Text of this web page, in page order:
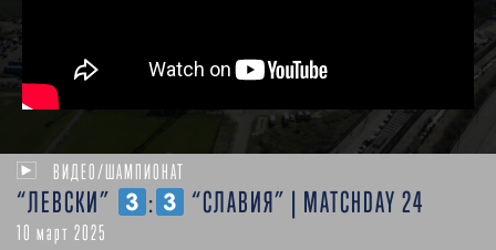
ВИДЕО/ШАМПИОНАТ
“ЛЕВСКИ” : “СЛАВИЯ” | MATCHDAY 24
10 март 2025